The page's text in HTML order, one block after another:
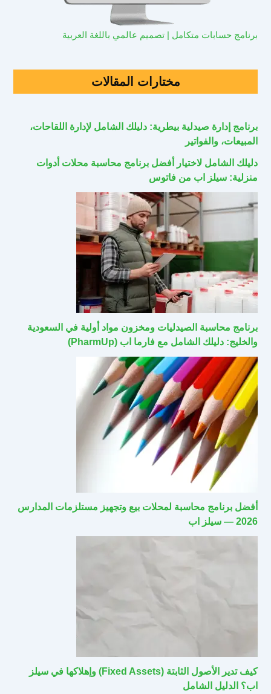
برنامج حسابات متكامل | تصميم عالمي باللغة العربية
مختارات المقالات
برنامج إدارة صيدلية بيطرية: دليلك الشامل لإدارة اللقاحات،
المبيعات، والفواتير
دليلك الشامل لاختيار أفضل برنامج محاسبة محلات أدوات
منزلية: سيلز اب من فاتوس
برنامج محاسبة الصيدليات ومخزون مواد أولية في السعودية
والخليج: دليلك الشامل مع فارما اب (PharmUp)
أفضل برنامج محاسبة لمحلات بيع وتجهيز مستلزمات المدارس
2026 — سيلز اب
كيف تدير الأصول الثابتة (Fixed Assets) وإهلاكها في سيلز
اب؟ الدليل الشامل